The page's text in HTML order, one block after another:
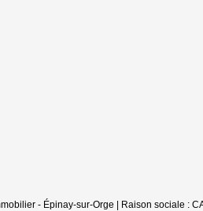
- Épinay-sur-Orge | Raison sociale :